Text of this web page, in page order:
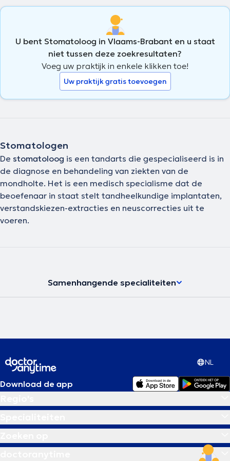
U bent Stomatoloog in Vlaams-Brabant en u staat
niet tussen deze zoekresultaten?
Voeg uw praktijk in enkele klikken toe!
Uw praktijk gratis toevoegen
Stomatologen
De stomatoloog is een tandarts die gespecialiseerd is in
de diagnose en behandeling van ziekten van de
mondholte. Het is een medisch specialisme dat de
beoefenaar in staat stelt tandheelkundige implantaten,
verstandskiezen-extracties en neuscorrecties uit te
voeren.
Samenhangende specialiteiten
NL
Download de app